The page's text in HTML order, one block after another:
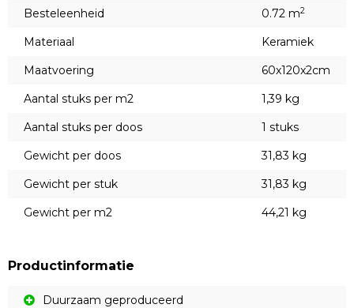
Besteleenheid
0.72 m2
Materiaal
Keramiek
Maatvoering
60x120x2cm
Aantal stuks per m2
1,39 kg
Aantal stuks per doos
1 stuks
Gewicht per doos
31,83 kg
Gewicht per stuk
31,83 kg
Gewicht per m2
44,21 kg
Productinformatie
Duurzaam geproduceerd